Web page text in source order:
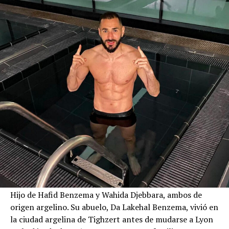
Hijo de Hafid Benzema y Wahida Djebbara, ambos de
origen argelino. Su abuelo, Da Lakehal Benzema, vivió en
la ciudad argelina de Tighzert antes de mudarse a Lyon